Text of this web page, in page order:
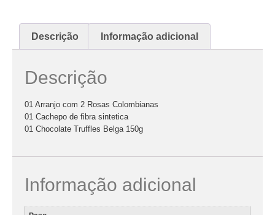
Descrição Informação adicional
Descrição
01 Arranjo com 2 Rosas Colombianas
01 Cachepo de fibra sintetica
01 Chocolate Truffles Belga 150g
Informação adicional